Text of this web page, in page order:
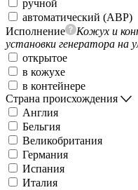
ручной
автоматический (АВР)
Исполнение
Кожух и
установки генератора на
открытое
в кожухе
в контейнере
Страна происхождения
Англия
Бельгия
Великобритания
Германия
Испания
Италия